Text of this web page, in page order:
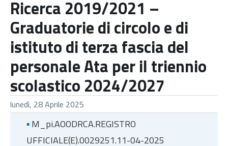
Ricerca 2019/2021 –
Graduatorie di circolo e di
istituto di terza fascia del
personale Ata per il triennio
scolastico 2024/2027
lunedì, 28 Aprile 2025
▪M_pi.AOODRCA.REGISTRO
UFFICIALE(E).0029251.11-04-2025